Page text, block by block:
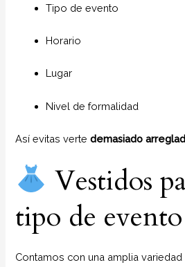
Tipo de evento
Horario
Lugar
Nivel de formalidad
Así evitas vertedemasiado
Vestidos
tipo de evento
Contamos con una amplia